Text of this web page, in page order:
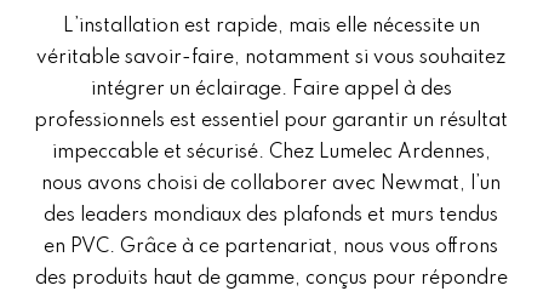
L’installation est rapide, mais elle nécessite un
véritable savoir-faire, notamment si vous souhaitez
intégrer un éclairage. Faire appel à des
professionnels est essentiel pour garantir un résultat
impeccable et sécurisé. Chez Lumelec Ardennes,
nous avons choisi de collaborer avec Newmat, l’un
des leaders mondiaux des plafonds et murs tendus
en PVC. Grâce à ce partenariat, nous vous offrons
des produits haut de gamme, conçus pour répondre